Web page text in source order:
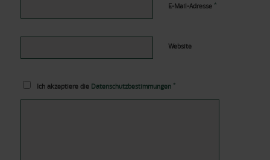
E-Mail-Adresse *
Website
Ich akzeptiere die Datenschutzbestimmungen *